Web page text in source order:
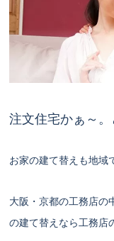
注文住宅かぁ～。
お家の建て替えも地域
大阪・京都の工務店の
の建て替えなら工務店